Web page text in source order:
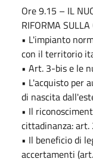
Ore 9.15 – IL
RIFORMA
• L'impianto
con il territorio
• Art. 3-bis e le
• L'acquisto per
di nascita
• Il
cittadinanza:
• Il beneficio di
accertamenti